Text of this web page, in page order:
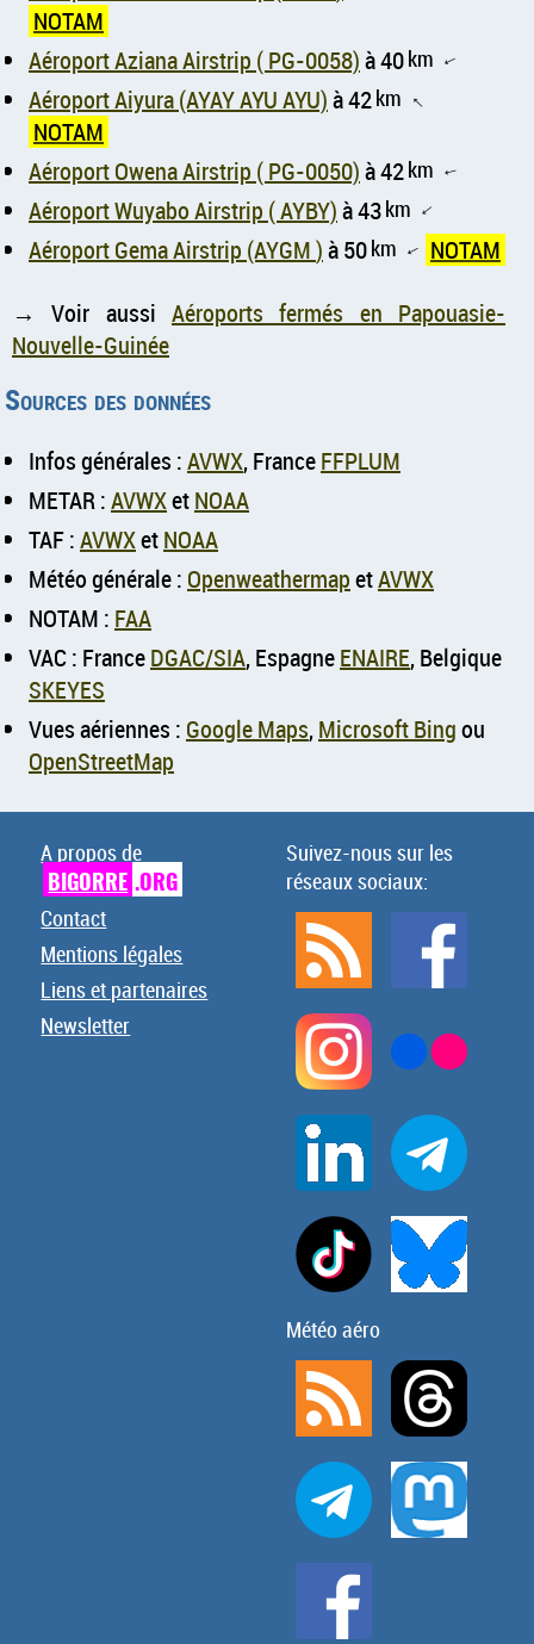
NOTAM
Aéroport Aziana Airstrip ( PG-0058)à 40km ↑
Aéroport Aiyura (AYAY AYU AYU)à 42km ↑
NOTAM
Aéroport Owena Airstrip ( PG-0050)à 42km ↑
Aéroport Wuyabo Airstrip ( AYBY)à 43km ↑
Aéroport Gema Airstrip (AYGM )à 50km ↑
NOTAM
→ Voir aussi Aéroports fermés en Papouasie-
Nouvelle-Guinée
Sources des données
Infos générales :AVWX, FranceFFPLUM
METAR :AVWXetNOAA
TAF :AVWXetNOAA
Météo générale : OpenweathermapetAVWX
NOTAM : FAA
VAC : FranceDGAC/SIA, EspagneENAIRE, Belgique
SKEYES
Vues aériennes : Google Maps,Microsoft Bingou
OpenStreetMap
A propos de
BIGORRE .ORG
Contact
Mentions légales
Liens et partenaires
Newsletter
Suivez-nous sur les
réseaux sociaux:
Météo aéro